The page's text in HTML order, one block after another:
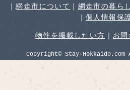
｜網走市について ｜ 網走市の暮ら
｜個人情報保
物件を掲載したい方 ｜ お問
Copyright© Stay-